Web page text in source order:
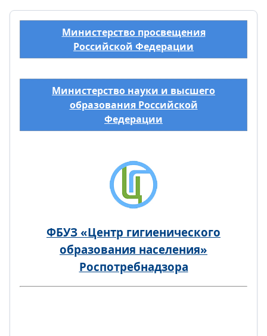
Министерство просвещения
Российской Федерации
Министерство науки и высшего
образования Российской
Федерации
ФБУЗ «Центр гигиенического
образования населения»
Роспотребнадзора